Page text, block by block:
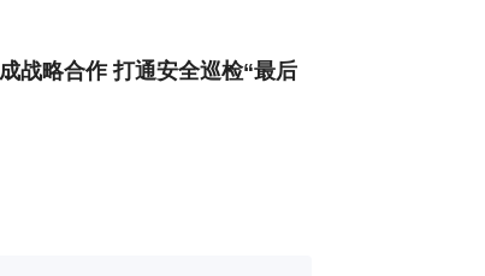
战略合作 打通安全巡检“最后